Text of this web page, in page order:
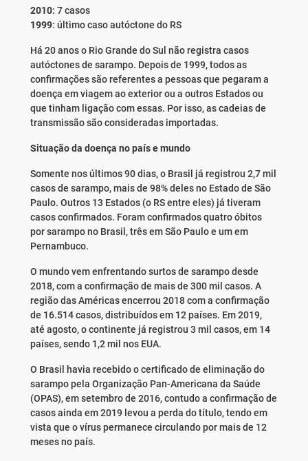
2010: 7 casos
1999: último caso autóctone do RS
Há 20 anos o Rio Grande do Sul não registra casos
autóctones de sarampo. Depois de 1999, todos as
confirmações são referentes a pessoas que pegaram a
doença em viagem ao exterior ou a outros Estados ou
que tinham ligação com essas. Por isso, as cadeias de
transmissão são consideradas importadas.
Situação da doença no país e mundo
Somente nos últimos 90 dias, o Brasil já registrou 2,7 mil
casos de sarampo, mais de 98% deles no Estado de São
Paulo. Outros 13 Estados (o RS entre eles) já tiveram
casos confirmados. Foram confirmados quatro óbitos
por sarampo no Brasil, três em São Paulo e um em
Pernambuco.
O mundo vem enfrentando surtos de sarampo desde
2018, com a confirmação de mais de 300 mil casos. A
região das Américas encerrou 2018 com a confirmação
de 16.514 casos, distribuídos em 12 países. Em 2019,
até agosto, o continente já registrou 3 mil casos, em 14
países, sendo 1,2 mil nos EUA.
O Brasil havia recebido o certificado de eliminação do
sarampo pela Organização Pan-Americana da Saúde
(OPAS), em setembro de 2016, contudo a confirmação de
casos ainda em 2019 levou a perda do título, tendo em
vista que o vírus permanece circulando por mais de 12
meses no país.